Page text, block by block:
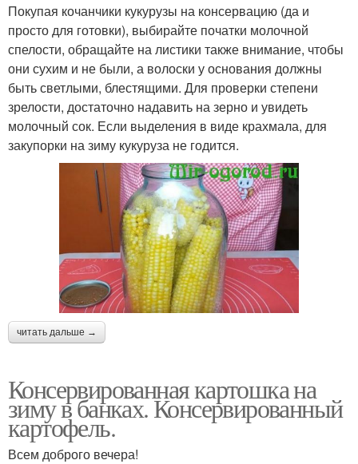
Покупая кочанчики кукурузы на консервацию (да и
просто для готовки), выбирайте початки молочной
спелости, обращайте на листики также внимание, чтобы
они сухим и не были, а волоски у основания должны
быть светлыми, блестящими. Для проверки степени
зрелости, достаточно надавить на зерно и увидеть
молочный сок. Если выделения в виде крахмала, для
закупорки на зиму кукуруза не годится.
читать дальше →
Консервированная картошка на
зиму в банках. Консервированный
картофель.
Всем доброго вечера!